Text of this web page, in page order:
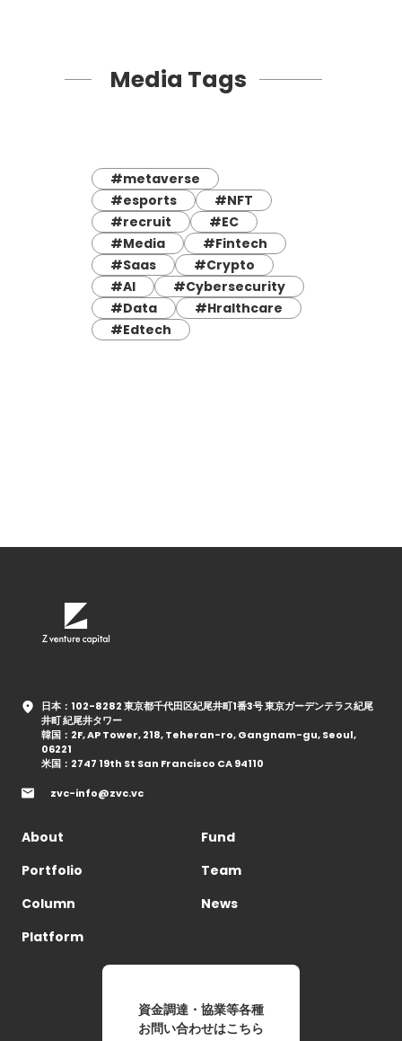
Media Tags
#metaverse
#esports
#NFT
#recruit
#EC
#Media
#Fintech
#Saas
#Crypto
#AI
#Cybersecurity
#Data
#Hralthcare
#Edtech
日本：102-8282 東京都千代田区紀尾井町1番3号 東京ガーデンテラス紀尾
井町 紀尾井タワー
韓国：2F, AP Tower, 218, Teheran-ro, Gangnam-gu, Seoul,
06221
米国：2747 19th St San Francisco CA 94110
zvc-info@zvc.vc
About
Fund
Portfolio
Team
Column
News
Platform
資金調達・協業等各種
お問い合わせはこちら